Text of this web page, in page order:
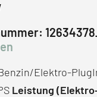
Elektro-
Leistung